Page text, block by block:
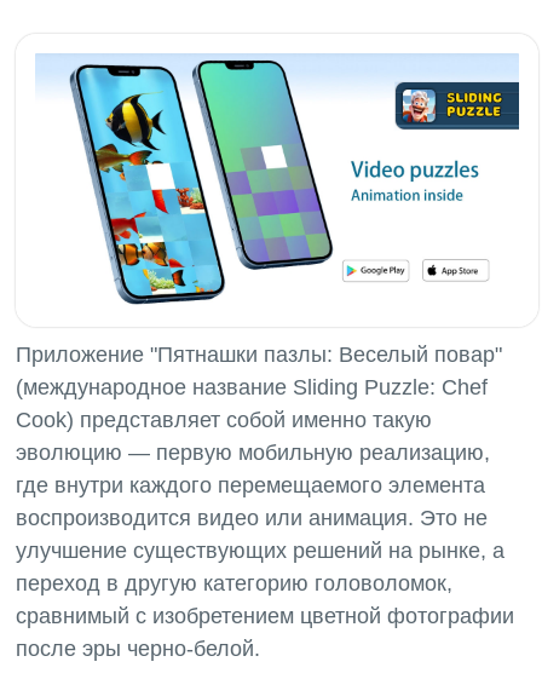
Приложение "Пятнашки пазлы: Веселый повар"
(международное название Sliding Puzzle: Chef
Cook) представляет собой именно такую
эволюцию — первую мобильную реализацию,
где внутри каждого перемещаемого элемента
воспроизводится видео или анимация. Это не
улучшение существующих решений на рынке, а
переход в другую категорию головоломок,
сравнимый с изобретением цветной фотографии